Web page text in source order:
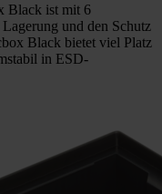
Black ist mit 6
und den Schutz
Black bietet viel Platz
in ESD-